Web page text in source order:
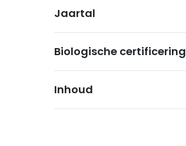
Jaartal
Biologische certificering
Inhoud